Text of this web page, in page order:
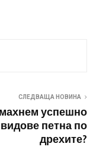
СЛЕДВАЩА НОВИНА
успешно
петна по
дрехите?